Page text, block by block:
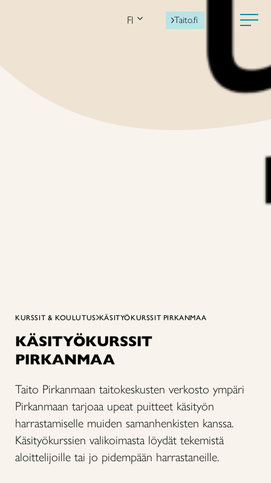
FI Taito.fi
KURSSIT & KOULUTUS KÄSITYÖKURSSIT PIRKANMAA
KÄSITYÖKURSSIT
PIRKANMAA
Taito Pirkanmaan taitokeskusten verkosto ympäri
Pirkanmaan tarjoaa upeat puitteet käsityön
harrastamiselle muiden samanhenkisten kanssa.
Käsityökurssien valikoimasta löydät tekemistä
aloittelijoille tai jo pidempään harrastaneille.